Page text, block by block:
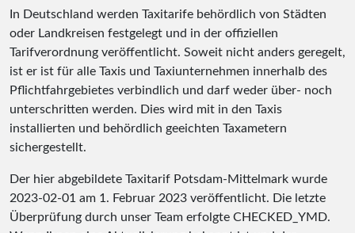
In Deutschland werden Taxitarife behördlich von Städten
oder Landkreisen festgelegt und in der offiziellen
Tarifverordnung veröffentlicht. Soweit nicht anders geregelt,
ist er ist für alle Taxis und Taxiunternehmen innerhalb des
Pflichtfahrgebietes verbindlich und darf weder über- noch
unterschritten werden. Dies wird mit in den Taxis
installierten und behördlich geeichten Taxametern
sichergestellt.
Der hier abgebildete Taxitarif Potsdam-Mittelmark wurde
2023-02-01 am 1. Februar 2023 veröffentlicht. Die letzte
Überprüfung durch unser Team erfolgte CHECKED_YMD.